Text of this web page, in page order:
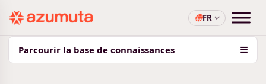
FR
Parcourir la base de connaissances ☰